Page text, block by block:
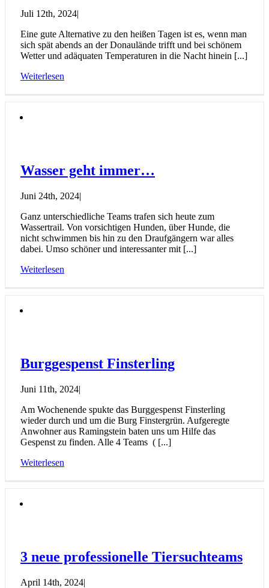
Juli 12th, 2024|
Eine gute Alternative zu den heißen Tagen ist es, wenn man
sich spät abends an der Donaulände trifft und bei schönem
Wetter und adäquaten Temperaturen in die Nacht hinein [...]
Weiterlesen
Wasser geht immer…
Juni 24th, 2024|
Ganz unterschiedliche Teams trafen sich heute zum
Wassertrail. Von vorsichtigen Hunden, über Hunde, die
nicht schwimmen bis hin zu den Draufgängern war alles
dabei. Umso schöner und interessanter mit [...]
Weiterlesen
Burggespenst Finsterling
Juni 11th, 2024|
Am Wochenende spukte das Burggespenst Finsterling
wieder durch und um die Burg Finstergrün. Aufgeregte
Anwohner aus Ramingstein baten uns um Hilfe das
Gespenst zu finden. Alle 4 Teams ( [...]
Weiterlesen
3 neue professionelle Tiersuchteams
April 14th, 2024|